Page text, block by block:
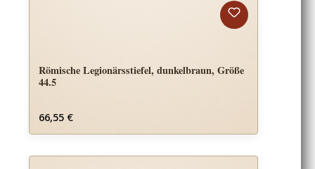
Römische Legionärsstiefel, dunkelbraun, Größe
44.5
Regulärer Preis:
66,55 €